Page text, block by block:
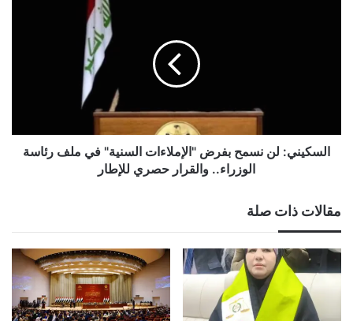
رئاسة
الوزراء..
السكيني: لن نسمح بفرض "الإملاءات السنية" في ملف رئاسة
الوزراء.. والقرار حصري للإطار
مقالات ذات صلة